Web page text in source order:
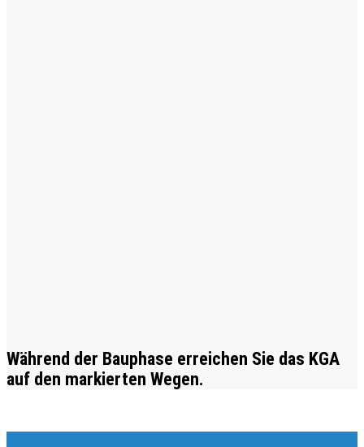
Während der Bauphase erreichen Sie das KGA
auf den markierten Wegen.